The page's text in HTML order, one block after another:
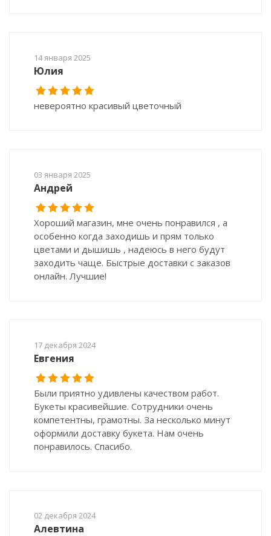
14 января 2025
Юлия
невероятно красивый цветочный
03 января 2025
Андрей
Хороший магазин, мне очень понравился , а
особенно когда заходишь и прям только
цветами и дышишь , надеюсь в него будут
заходить чаще. Быстрые доставки с заказов
онлайн. Лучшие!
17 декабря 2024
Евгения
Были приятно удивлены качеством работ.
Букеты красивейшие. Сотрудники очень
компетентны, грамотны. За несколько минут
оформили доставку букета. Нам очень
понравилось. Спасибо.
02 декабря 2024
Алевтина